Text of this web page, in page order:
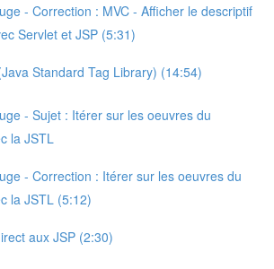
- Correction : MVC - Afficher le descriptif
Servlet et JSP (5:31)
Standard Tag Library) (14:54)
- Sujet : Itérer sur les oeuvres du
la JSTL
- Correction : Itérer sur les oeuvres du
la JSTL (5:12)
aux JSP (2:30)